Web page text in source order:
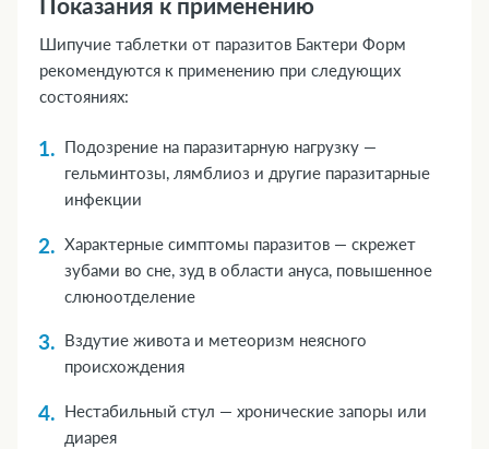
Шипучие таблетки от паразитов Бактери Форм
рекомендуются к применению при следующих
состояниях:
Подозрение на паразитарную нагрузку —
гельминтозы, лямблиоз и другие паразитарные
инфекции
Характерные симптомы паразитов — скрежет
зубами во сне, зуд в области ануса, повышенное
слюноотделение
Вздутие живота и метеоризм неясного
происхождения
Нестабильный стул — хронические запоры или
диарея